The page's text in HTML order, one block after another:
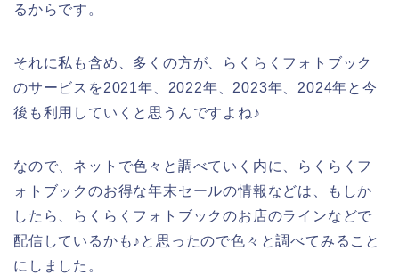
るからです。
それに私も含め、多くの方が、らくらくフォトブック
のサービスを2021年、2022年、2023年、2024年と今
後も利用していくと思うんですよね♪
なので、ネットで色々と調べていく内に、らくらくフ
ォトブックのお得な年末セールの情報などは、もしか
したら、らくらくフォトブックのお店のラインなどで
配信しているかも♪と思ったので色々と調べてみること
にしました。